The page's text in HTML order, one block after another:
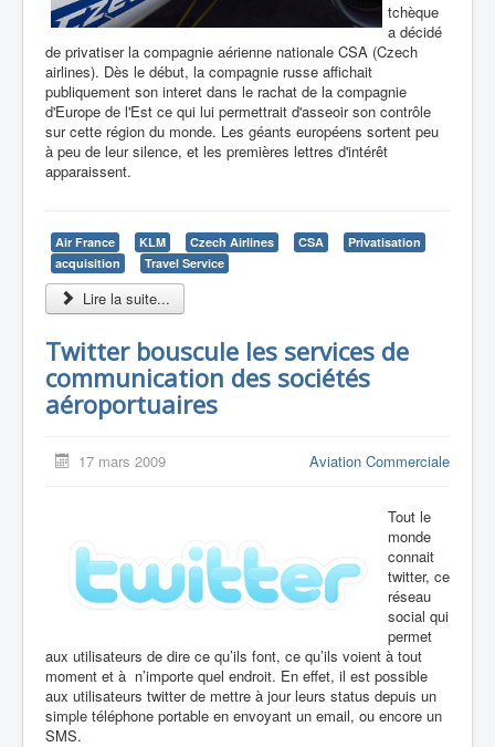
tchèque
a décidé
de privatiser la compagnie aérienne nationale CSA (Czech
airlines). Dès le début, la compagnie russe affichait
publiquement son interet dans le rachat de la compagnie
d'Europe de l'Est ce qui lui permettrait d'asseoir son contrôle
sur cette région du monde. Les géants européens sortent peu
à peu de leur silence, et les premières lettres d'intérêt
apparaissent.
Air France KLM Czech Airlines CSA
Privatisation
acquisition
Travel Service
Lire la suite...
Twitter bouscule les services de
communication des sociétés
aéroportuaires
17 mars 2009 Aviation Commerciale
Tout le
monde
connait
twitter, ce
réseau
social qui
permet
aux utilisateurs de dire ce qu’ils font, ce qu’ils voient à tout
moment et à n’importe quel endroit. En effet, il est possible
aux utilisateurs twitter de mettre à jour leurs status depuis un
simple téléphone portable en envoyant un email, ou encore un
SMS.